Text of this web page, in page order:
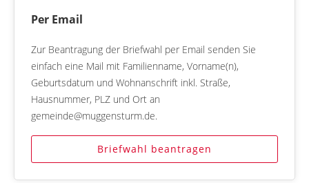
Per Email
Zur Beantragung der Briefwahl per Email senden Sie
einfach eine Mail mit Familienname, Vorname(n),
Geburtsdatum und Wohnanschrift inkl. Straße,
Hausnummer, PLZ und Ort an
gemeinde@muggensturm.de.
Briefwahl beantragen